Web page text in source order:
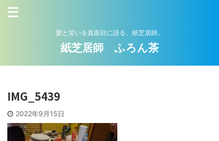
愛と笑いを真面目に語る、紙芝居師。
紙芝居師 ふろん茶
IMG_5439
2022年9月15日